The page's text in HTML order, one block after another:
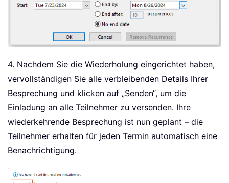
4. Nachdem Sie die Wiederholung eingerichtet haben,
vervollständigen Sie alle verbleibenden Details Ihrer
Besprechung und klicken auf „Senden“, um die
Einladung an alle Teilnehmer zu versenden. Ihre
wiederkehrende Besprechung ist nun geplant – die
Teilnehmer erhalten für jeden Termin automatisch eine
Benachrichtigung.